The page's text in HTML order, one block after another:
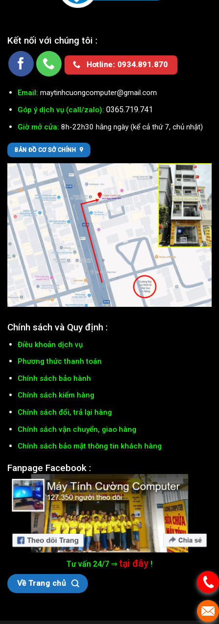
Kết nối với chúng tôi :
Hotline: 0934.891.870
Email: maytinhcuongcomputer@gmail.com
Góp ý dịch vụ (call/zalo): 0365.719.741
Giờ mở cửa: 8h-22h30 hằng ngày (kể cả thứ 7, chủ nhật)
BẢN ĐỒ CƠ SỞ CHÍNH
Chính sách và Quy định :
Điều khoản dịch vụ
Phương thức thanh toán
Chính sách bảo hành
Chính sách kiểm hàng
Chính sách đổi, trả lại hàng
Chính sách vận chuyển, giao hàng
Chính sách bảo mật thông tin khách hàng
Fanpage Facebook :
Tư vấn 24/7 ⇒ tại đây !
Về Trang chủ